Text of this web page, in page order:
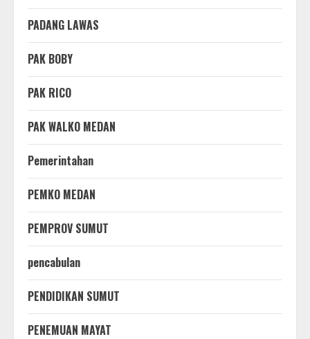
PADANG LAWAS
PAK BOBY
PAK RICO
PAK WALKO MEDAN
Pemerintahan
PEMKO MEDAN
PEMPROV SUMUT
pencabulan
PENDIDIKAN SUMUT
PENEMUAN MAYAT